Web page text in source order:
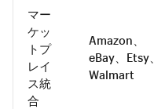
マー
ケッ
トプ
レイ
ス統
合
Amazon、
eBay、Etsy、
Walmart